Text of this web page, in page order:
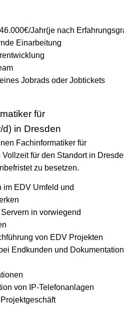
Jahr(je nach
Einarbeitung
Jobrads oder Jobtickets
für
d) in Dresden
Fachinformatiker für
für den Standort in
zu besetzen.
im EDV Umfeld und
in vorwiegend
von EDV Projekten
Endkunden und Dokumentation
von IP-Telefonanlagen